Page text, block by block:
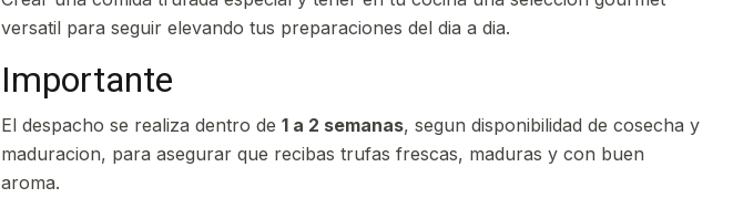
versatil para seguir elevando tus preparaciones del dia a dia.
Importante
El despacho se realiza dentro de 1 a 2 semanas, segun disponibilidad de cosecha y
maduracion, para asegurar que recibas trufas frescas, maduras y con buen
aroma.